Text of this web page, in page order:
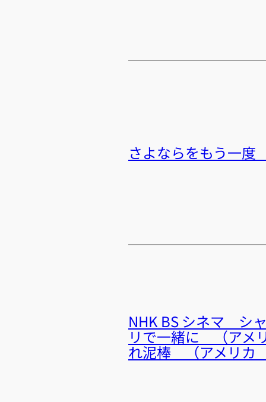
さよならをもう一
NHK BS シネマ シ
リで一緒に （アメ
れ泥棒 （アメリカ